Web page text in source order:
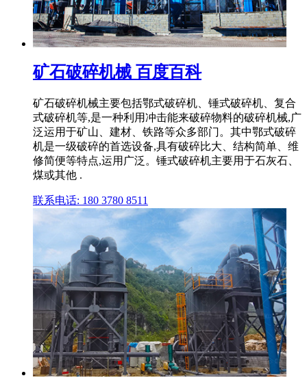
矿石破碎机械 百度百科
矿石破碎机械主要包括鄂式破碎机、锤式破碎机、复合
式破碎机等,是一种利用冲击能来破碎物料的破碎机械,广
泛运用于矿山、建材、铁路等众多部门。其中鄂式破碎
机是一级破碎的首选设备,具有破碎比大、结构简单、维
修简便等特点,运用广泛。锤式破碎机主要用于石灰石、
煤或其他 .
联系电话: 180 3780 8511